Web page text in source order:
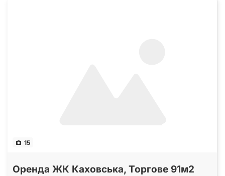
15
Оренда ЖК Каховська, Торгове 91м2